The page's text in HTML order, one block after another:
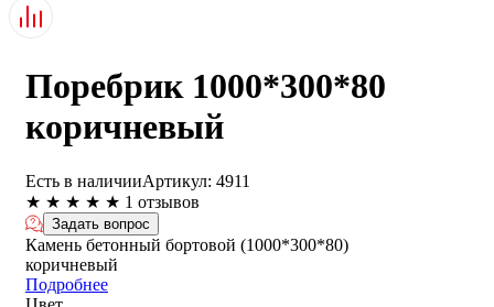
Поребрик 1000*300*80
коричневый
Есть в наличииАртикул: 4911
★ ★ ★ ★ ★ 1 отзывов
Задать вопрос
Камень бетонный бортовой (1000*300*80)
коричневый
Подробнее